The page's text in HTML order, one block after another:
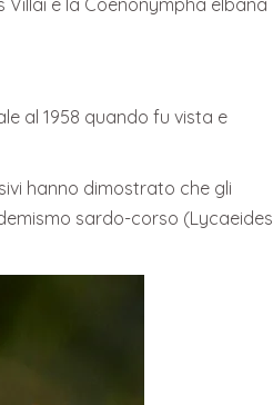
Villai e la Coenonympha elbana
al 1958 quando fu vista e
hanno dimostrato che gli
sardo-corso (Lycaeides